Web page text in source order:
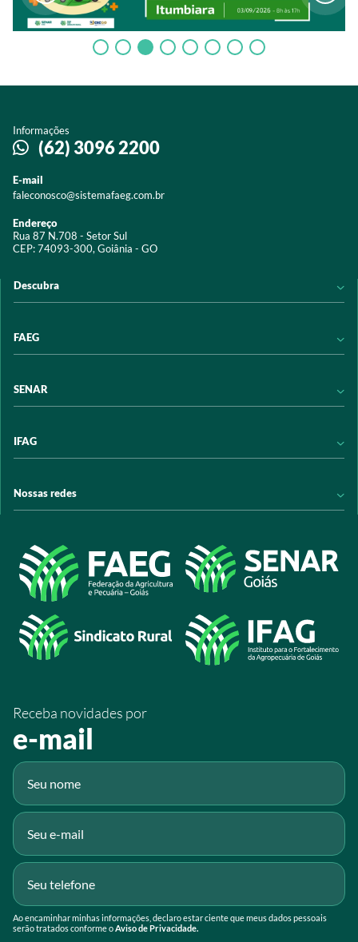
Informações
(62) 3096 2200
E-mail
faleconosco@sistemafaeg.com.br
Endereço
Rua 87 N.708 - Setor Sul
CEP: 74093-300, Goiânia - GO
Descubra
Acervo digital
Programas e Serviços
Trabalhe conosco
FAEG
Transparência
SENAR
Transparência
Arrecadação
IFAG
Programas e Serviços
Acesso à Informação
Nossas redes
@sistemafaeg
/SistemaFaeg
/sistemafaeg
/SistemaFaeg
Fluig
Receba novidades por
e-mail
Ao encaminhar minhas informações, declaro estar ciente que meus dados pessoais
serão tratados conforme oAviso de Privacidade.